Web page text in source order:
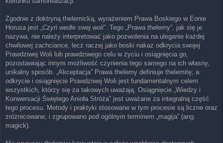
Zgodnie z doktryną thelemicką, wyrażeniem Prawa Boskiego w Eonie
Horusa jest „Czyń wedle swej woli”. Tego „Prawa thelemy”, jak się je
nazywa, nie należy interpretować jako pozwolenia na uleganie każdej
chwilowej zachciance, lecz raczej jako boski nakaz odkrycia swojej
Prawdziwej Woli lub prawdziwego celu w życiu i osiągnięcia go,
pozostawiając innym możliwość czynienia tego samego na ich własny,
unikalny sposób. „Akceptacja” Prawa thelemy definiuje thelemitę; a
odkrycie i osiągnięcie Prawdziwej Woli jest fundamentalnym celem
wszystkich, którzy się za takowych uważają. Osiągnięcie „Wiedzy i
Konwersacji Świętego Anioła Stróża” jest uważane za integralną część
tego procesu. Metody i praktyki stosowane w tym procesie są liczne oraz
zróżnicowane; i zgrupowano pod ogólnym terminem „magija” (ang.
magick).